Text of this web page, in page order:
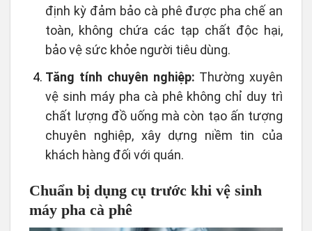
định kỳ đảm bảo cà phê được pha chế an
toàn, không chứa các tạp chất độc hại,
bảo vệ sức khỏe người tiêu dùng.
Tăng tính chuyên nghiệp: Thường xuyên
vệ sinh máy pha cà phê không chỉ duy trì
chất lượng đồ uống mà còn tạo ấn tượng
chuyên nghiệp, xây dựng niềm tin của
khách hàng đối với quán.
Chuẩn bị dụng cụ trước khi vệ sinh
máy pha cà phê